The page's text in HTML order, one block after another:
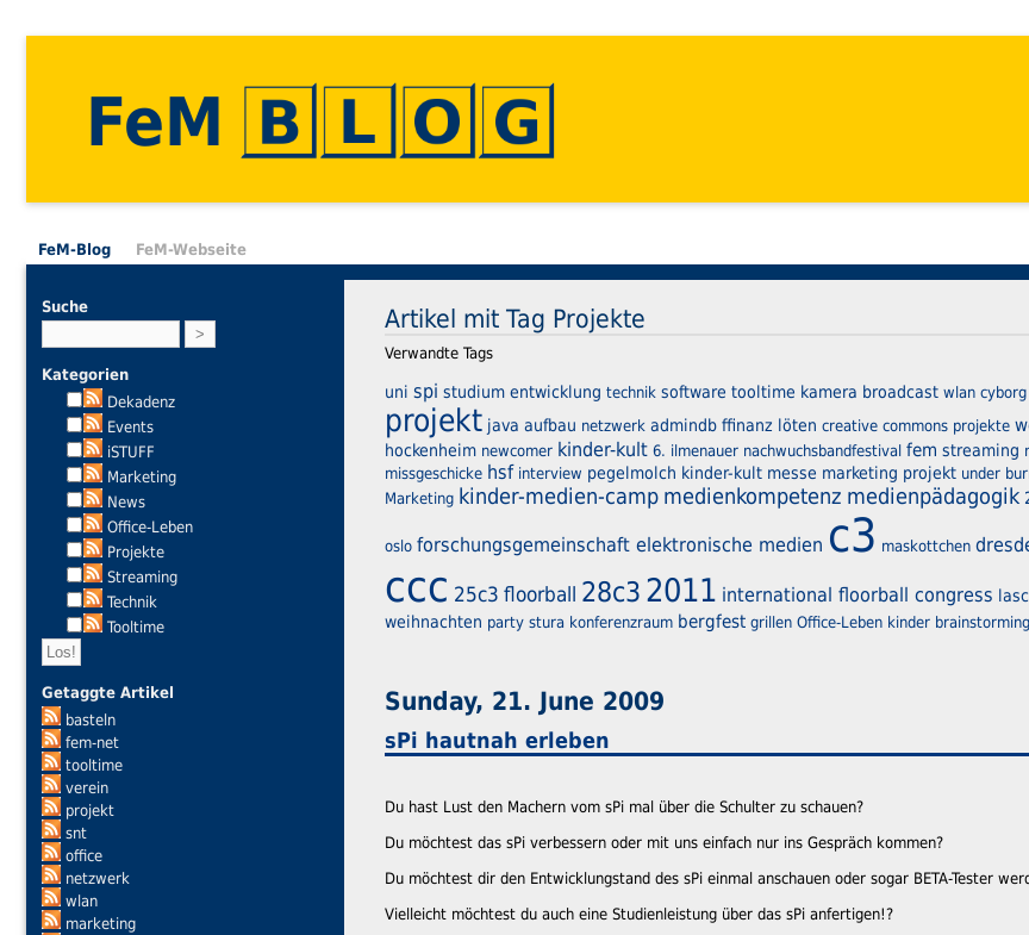
FeM
FeM-Blog FeM-Webseite
Suche
Kategorien
Dekadenz
Events
iSTUFF
Marketing
News
Office-Leben
Projekte
Streaming
Technik
Tooltime
Getaggte Artikel
basteln
fem-net
tooltime
verein
projekt
snt
office
netzwerk
wlan
marketing
Artikel mit Tag Projekte
Verwandte Tags
uni spi studium entwicklung technik software tooltime kamera broadcast wlan cyborg
projekt java aufbau netzwerk admindb ffinanz löten creative commons projekte
hockenheim newcomer kinder-kult 6. ilmenauer nachwuchsbandfestival fem streaming
missgeschicke hsf interview pegelmolch kinder-kult messe marketing projekt under
Marketing kinder-medien-camp medienkompetenz medienpädagogik
oslo forschungsgemeinschaft elektronische medien c3 maskottchen
ccc 25c3 floorball 28c3 2011 international floorball congress
weihnachten party stura konferenzraum bergfest grillen Office-Leben kinder brainstorming
Sunday, 21. June 2009
sPi hautnah erleben
Du hast Lust den Machern vom sPi mal über die Schulter zu schauen?
Du möchtest das sPi verbessern oder mit uns einfach nur ins Gespräch kommen?
Du möchtest dir den Entwicklungstand des sPi einmal anschauen oder sogar BETA-Tester
Vielleicht möchtest du auch eine Studienleistung über das sPi anfertigen!?